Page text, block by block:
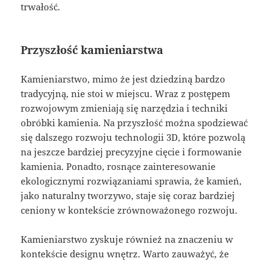
trwałość.
Przyszłość kamieniarstwa
Kamieniarstwo, mimo że jest dziedziną bardzo
tradycyjną, nie stoi w miejscu. Wraz z postępem
rozwojowym zmieniają się narzędzia i techniki
obróbki kamienia. Na przyszłość można spodziewać
się dalszego rozwoju technologii 3D, które pozwolą
na jeszcze bardziej precyzyjne cięcie i formowanie
kamienia. Ponadto, rosnące zainteresowanie
ekologicznymi rozwiązaniami sprawia, że kamień,
jako naturalny tworzywo, staje się coraz bardziej
ceniony w kontekście zrównoważonego rozwoju.
Kamieniarstwo zyskuje również na znaczeniu w
kontekście designu wnętrz. Warto zauważyć, że